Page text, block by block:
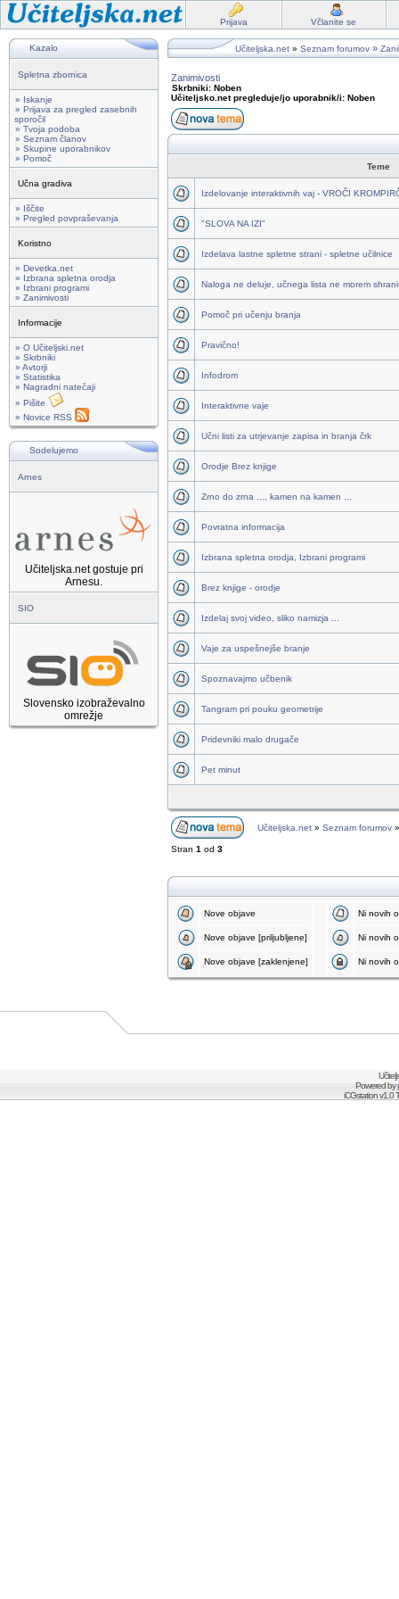
Prijava Včlanite se
Kazalo
Spletna zbornica
» Iskanje
» Prijava za pregled zasebnih
sporočil
» Tvoja podoba
» Seznam članov
» Skupine uporabnikov
» Pomoč
Učna gradiva
» Iščite
» Pregled povpraševanja
Koristno
» Devetka.net
» Izbrana spletna orodja
» Izbrani programi
» Zanimivosti
Informacije
» O Učiteljski.net
» Skrbniki
» Avtorji
» Statistika
» Nagradni natečaji
» Pišite
» Novice RSS
Sodelujemo
Arnes
Učiteljska.net gostuje pri
Arnesu.
SIO
Slovensko izobraževalno
omrežje
Učiteljska.net » Seznam forumov »
Zanimivosti
Skrbniki: Noben
Učiteljsko.net pregleduje/jo uporabnik/i: Noben
Teme
Izdelovanje interaktivnih vaj - VROČI
"SLOVA NA IZI"
Izdelava lastne spletne strani - spletne učilnice
Naloga ne deluje, učnega lista ne morem
Pomoč pri učenju branja
Pravično!
Infodrom
Interaktivne vaje
Učni listi za utrjevanje zapisa in branja črk
Orodje Brez knjige
Zrno do zrna ..., kamen na kamen ...
Povratna informacija
Izbrana spletna orodja, Izbrani programi
Brez knjige - orodje
Izdelaj svoj video, sliko namizja ...
Vaje za uspešnejše branje
Spoznavajmo učbenik
Tangram pri pouku geometrije
Pridevniki malo drugače
Pet minut
Učiteljska.net » Seznam forumov
Stran 1 od 3
Nove objave Ni novih
Nove objave [priljubljene] Ni novih
Nove objave [zaklenjene] Ni novih
Powered by
iCGstation v1.0